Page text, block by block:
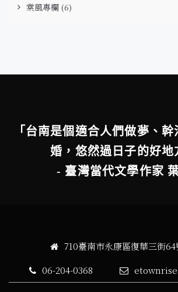
棠風專欄 (6)
「台南是個適合人們做夢、
婚，悠然過日子的好地
- 臺灣當代文學作家
710臺南市永康區復華三街
06-204-0368